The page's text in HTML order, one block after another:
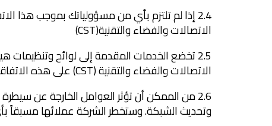
2.4 إذا لم تلتزم بأي من مسؤولياتك بموجب هذا
الاتصالات والفضاء والتقنية(CST)
2.5 تخضع الخدمات المقدمة إلى لوائح وتنظيمات هيئة الاتصالات والفضاء والتقنية (
الاتصالات والفضاء والتقنية (CST) على هذه الاتفاقية.
2.6 من الممكن أن تؤثر العوامل الخارجة عن
وتحديث الشبكة. وستخطر الشركة عملائها مسبقاً